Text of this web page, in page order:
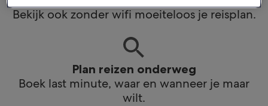
Bekijk ook zonder wifi moeiteloos je reisplan.
Plan reizen onderweg
Boek last minute, waar en wanneer je maar
wilt.